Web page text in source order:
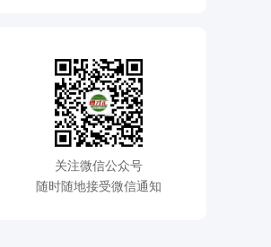
关注微信公众号
随时随地接受微信通知